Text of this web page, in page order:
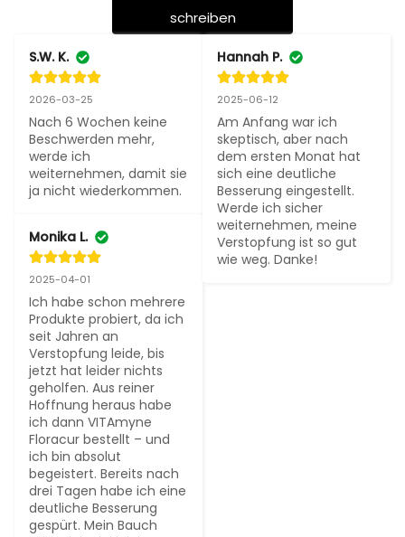
schreiben
S.W. K.
2026-03-25
Nach 6 Wochen keine
Beschwerden mehr,
werde ich
weiternehmen, damit sie
ja nicht wiederkommen.
Monika L.
2025-04-01
Ich habe schon mehrere
Produkte probiert, da ich
seit Jahren an
Verstopfung leide, bis
jetzt hat leider nichts
geholfen. Aus reiner
Hoffnung heraus habe
ich dann VITAmyne
Floracur bestellt – und
ich bin absolut
begeistert. Bereits nach
drei Tagen habe ich eine
deutliche Besserung
gespürt. Mein Bauch
Hannah P.
2025-06-12
Am Anfang war ich
skeptisch, aber nach
dem ersten Monat hat
sich eine deutliche
Besserung eingestellt.
Werde ich sicher
weiternehmen, meine
Verstopfung ist so gut
wie weg. Danke!